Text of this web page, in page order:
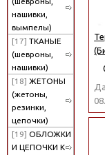
нашивки,
вымпелы)
[17] ТКАНЫЕ
(шевроны,
нашивки)
[18] ЖЕТОНЫ
(жетоны,
резинки,
цепочки)
[19] ОБЛОЖКИ
И ЦЕПОЧКИ К